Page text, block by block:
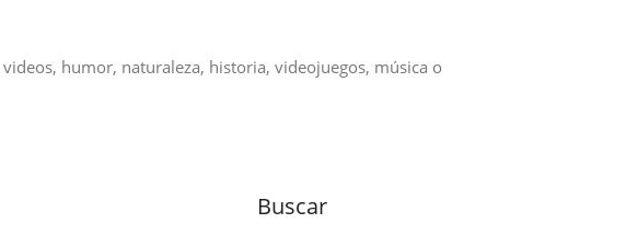
humor, naturaleza, historia, videojuegos, música o
Buscar